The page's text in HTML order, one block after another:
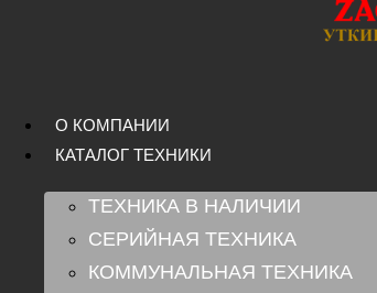
О КОМПАНИИ
КАТАЛОГ ТЕХНИКИ
ТЕХНИКА В НАЛИЧИИ
СЕРИЙНАЯ ТЕХНИКА
КОММУНАЛЬНАЯ ТЕХНИКА